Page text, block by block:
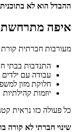
ההבדל הוא לא
איפה מתרחשת
מעורבות חברתית קורת
התנדבות בבתי
עבודה עם ילדים
חלוקת מזון
יוזמות קהילתיות
כל פעולה כזו נראית
שינוי חברתי לא קורה